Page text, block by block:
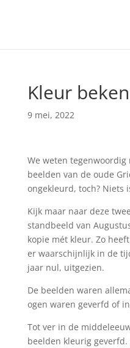
Kleur
9 mei, 2022
We weten tegenwoordig
beelden van de oude
ongekleurd, toch? Niets
Kijk maar naar deze
standbeeld van
kopie mét kleur. Zo
er waarschijnlijk in de
jaar nul, uitgezien.
De beelden waren
ogen waren geverfd of
Tot ver in de
beelden kleurig